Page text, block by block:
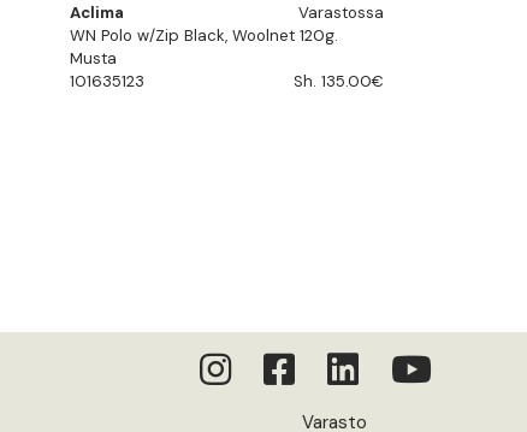
Aclima
Varastossa
WN Polo w/Zip Black, Woolnet 120g.
Musta
101635123
Sh. 135.00€
Varasto